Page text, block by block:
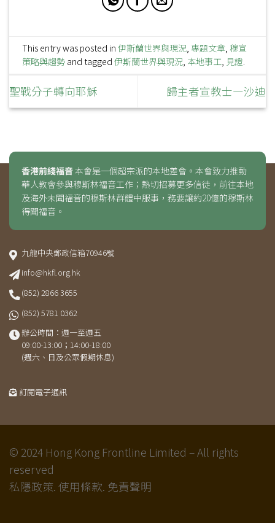
This entry was posted in伊斯蘭世界與現況,專題文章,穆宣
策略與趨勢 and tagged伊斯蘭世界與現況, 本地事工, 見證.
聖戰分子轉向耶穌 歸主者宣教士—沙迪
香港前綫福音本會是一個超宗派的本地差會。本會致力推動
華人教會參與穆斯林福音工作；熱切招募更多信徒，前往本地
及海外未聞福音的穆斯林群體中服事，務要讓約20億的穆斯林
得聞福音。
九龍中央郵政信箱70946號
info@hkfl.org.hk
(852) 2866 3655
(852) 5781 0362
辦公時間：週一至週五
09:00-13:00；14:00-18:00
(週六、日及公眾假期休息)
訂閱電子通訊
© 2024 Hong Kong Frontline Limited – All rights
reserved
私隱政策. 使用條款. 免責聲明